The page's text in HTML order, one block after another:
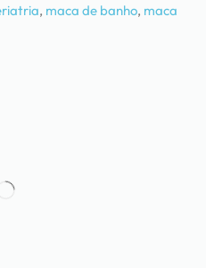
, maca de banho, maca